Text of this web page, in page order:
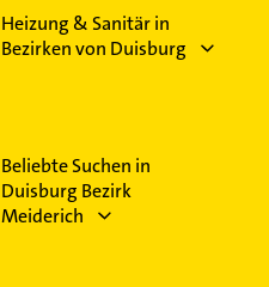
Heizung & Sanitär in
Bezirken von Duisburg
Beliebte Suchen in
Duisburg Bezirk
Meiderich